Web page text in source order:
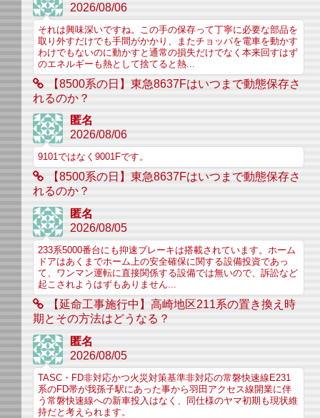
2026/08/06
それは興味深いですね。この手の保存って丁寧に必要な部品を
取り外すだけでも手間がかかり、またチョッパを電車を動かす
わけでもないのに動かすと通常の損失だけでなく本来回すはず
のエネルギーも熱として捨てると熱...
【8500系の日】東急8637Fはいつまで動態保存さ
れるのか？
匿名
2026/08/06
9101ではなく9001Fです。
【8500系の日】東急8637Fはいつまで動態保存さ
れるのか？
匿名
2026/08/05
233系5000番台にも抑速ブレーキは搭載されています。ホーム
ドアはあくまでホーム上の安全確保に関する設備投資であっ
て、ワンマン運転に直接関係する設備では無いので、訴訟など
起こされようはずもありません...
【延命工事施行中】高崎地区211系の置き換え時
期とその方法はどうなる？
匿名
2026/08/05
TASC・FD非対応かつ火災対策基準非対応の常磐快速線E231
系のFD帯が我孫子駅にあった事から羽田アクセス線開業に伴
う常磐快速線への新車投入はなく、同仕様のヤマ初期も現状維
持だと考えられます。